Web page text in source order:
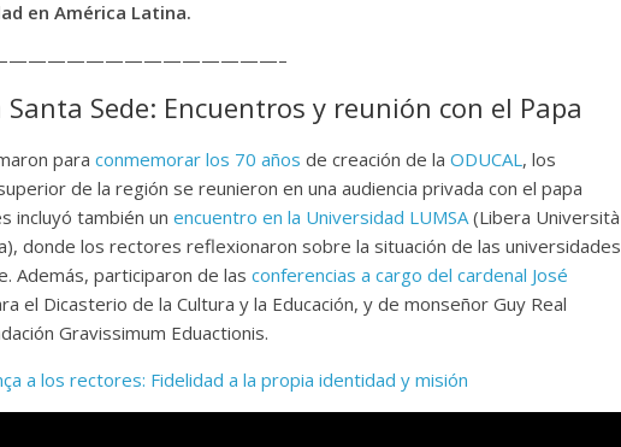
en América Latina.
Sede: Encuentros y reunión con el Papa
para conmemorar los 70 años de creación de la ODUCAL, los
de la región se reunieron en una audiencia privada con el papa
incluyó también un encuentro en la Universidad LUMSA(Libera Università
donde los rectores reflexionaron sobre la situación de las universidades
Además, participaron de las conferencias a cargo del cardenal José
el Dicasterio de la Cultura y la Educación, y de monseñor Guy Real
Gravissimum Eduactionis.
a los rectores: Fidelidad a la propia identidad y misión